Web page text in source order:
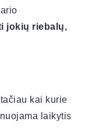
jokių riebalų,
kai kurie
laikytis